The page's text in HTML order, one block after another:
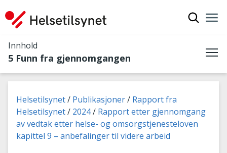
Innhold
5 Funn fra gjennomgangen
Du er her:
Helsetilsynet Publikasjoner
Rapport fra
Helsetilsynet
2024
Rapport etter gjennomgang
av vedtak etter helse- og omsorgstjenesteloven
kapittel 9 – anbefalinger til videre arbeid